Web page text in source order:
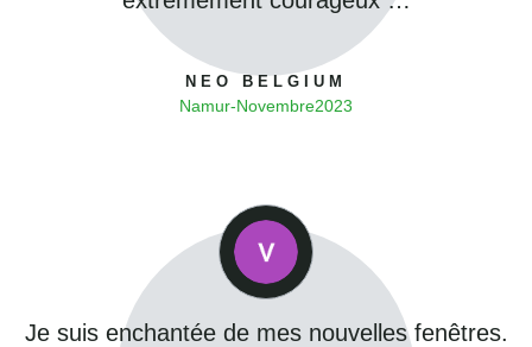
NEO BELGIUM
Namur-Novembre2023
Je suis enchantée de mes nouvelles fenêtres.